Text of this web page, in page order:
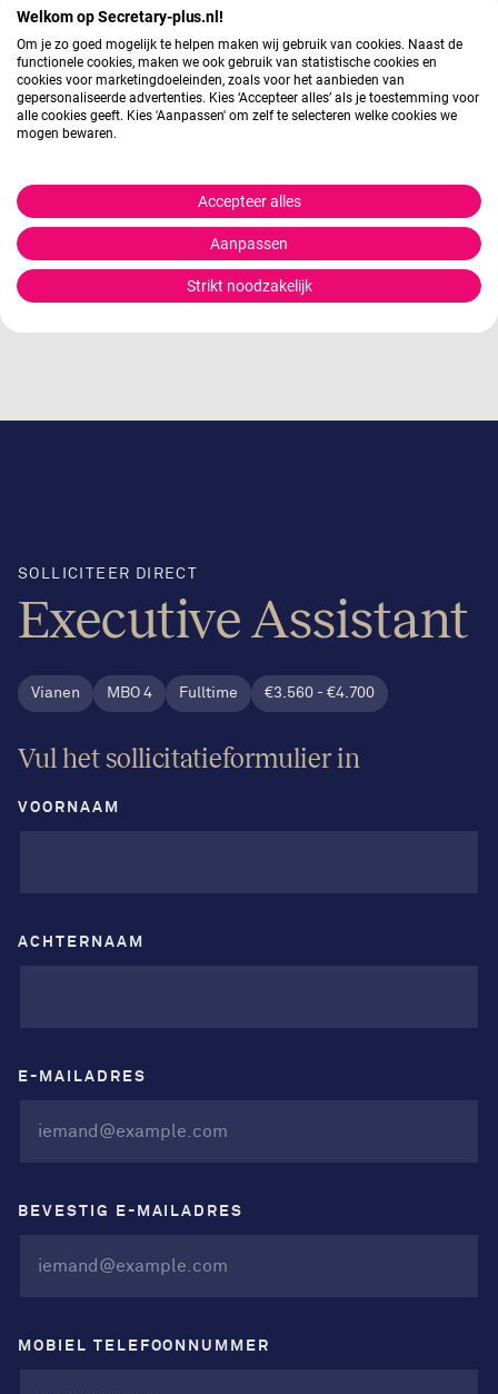
vraag
Elsenoor van Vemde helpt je graag verder
SOLLICITEER DIRECT
Executive Assistant
Vianen MBO 4 Fulltime €3.560 - €4.700
Vul het sollicitatieformulier in
VOORNAAM
ACHTERNAAM
E-MAILADRES
BEVESTIG E-MAILADRES
MOBIEL TELEFOONNUMMER
Welkom op Secretary-plus.nl!
Om je zo goed mogelijk te helpen maken wij gebruik van cookies. Naast de
functionele cookies, maken we ook gebruik van statistische cookies en
cookies voor marketingdoeleinden, zoals voor het aanbieden van
gepersonaliseerde advertenties. Kies ‘Accepteer alles’ als je toestemming voor
alle cookies geeft. Kies 'Aanpassen' om zelf te selecteren welke cookies we
mogen bewaren.
Accepteer alles
Aanpassen
Strikt noodzakelijk